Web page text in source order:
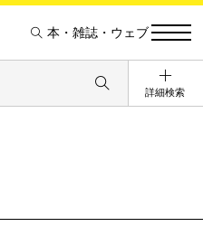
本・雑誌・ウェブ
詳細検索